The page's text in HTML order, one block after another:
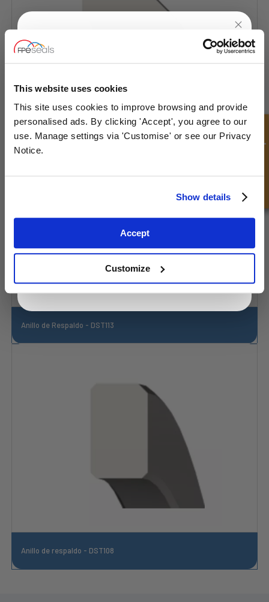
This website uses cookies
This site uses cookies to improve browsing and provide
personalised ads. By clicking 'Accept', you agree to our
use. Manage settings via 'Customise' or see our Privacy
Notice.
Show details
Accept
Customize
Anillo de Respaldo - DST113
Anillo de respaldo - DST108
Consulta rápida
UNLOCK10% OFF
YOURFIRST ORDER
Sign up for special offers and exclusive
deals
privacy policy.